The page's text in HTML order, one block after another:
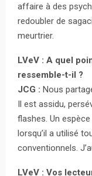
affaire à des
redoubler de
meurtrier.
LVeV : A quel
ressemble-t-il ?
JCG : Nous
Il est assidu,
flashes. Un
lorsqu’il a utilisé
conventionnels.
LVeV : Vos